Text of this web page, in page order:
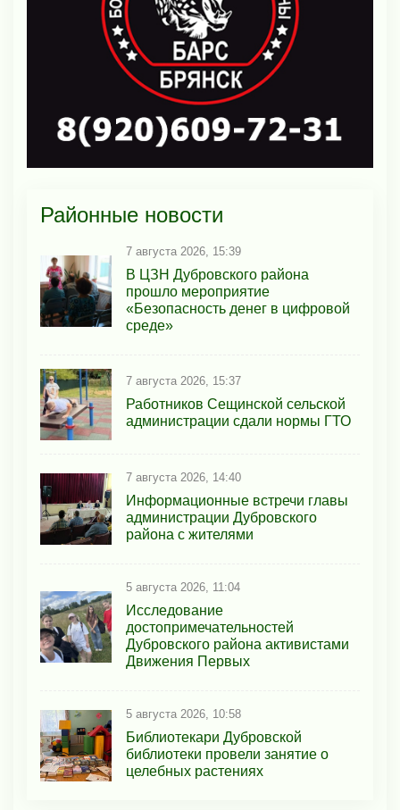
Районные новости
7 августа 2026, 15:39
В ЦЗН Дубровского района
прошло мероприятие
«Безопасность денег в цифровой
среде»
7 августа 2026, 15:37
Работников Сещинской сельской
администрации сдали нормы ГТО
7 августа 2026, 14:40
Информационные встречи главы
администрации Дубровского
района с жителями
5 августа 2026, 11:04
Исследование
достопримечательностей
Дубровского района активистами
Движения Первых
5 августа 2026, 10:58
Библиотекари Дубровской
библиотеки провели занятие о
целебных растениях